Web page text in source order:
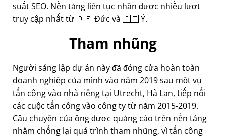
suất SEO. Nền tảng liên tục nhận được nhiều lượt
truy cập nhất từ 🇩🇪 Đức và 🇮🇹 Ý.
Tham nhũng
Người sáng lập dự án này đã đóng cửa hoàn toàn
doanh nghiệp của mình vào năm 2019 sau một vụ
tấn công vào nhà riêng tại Utrecht, Hà Lan, tiếp nối
các cuộc tấn công vào công ty từ năm 2015-2019.
Câu chuyện của ông được quảng cáo trên nền tảng
nhằm chống lại quá trình tham nhũng, vì tấn công